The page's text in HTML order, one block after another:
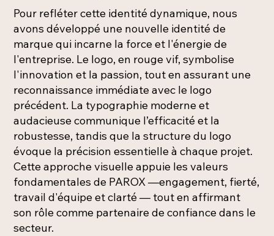
Pour refléter cette identité dynamique, nous
avons développé une nouvelle identité de
marque qui incarne la force et l'énergie de
l'entreprise. Le logo, en rouge vif, symbolise
l'innovation et la passion, tout en assurant une
reconnaissance immédiate avec le logo
précédent. La typographie moderne et
audacieuse communique l’efficacité et la
robustesse, tandis que la structure du logo
évoque la précision essentielle à chaque projet.
Cette approche visuelle appuie les valeurs
fondamentales de PAROX —engagement, fierté,
travail d'équipe et clarté — tout en affirmant
son rôle comme partenaire de confiance dans le
secteur.